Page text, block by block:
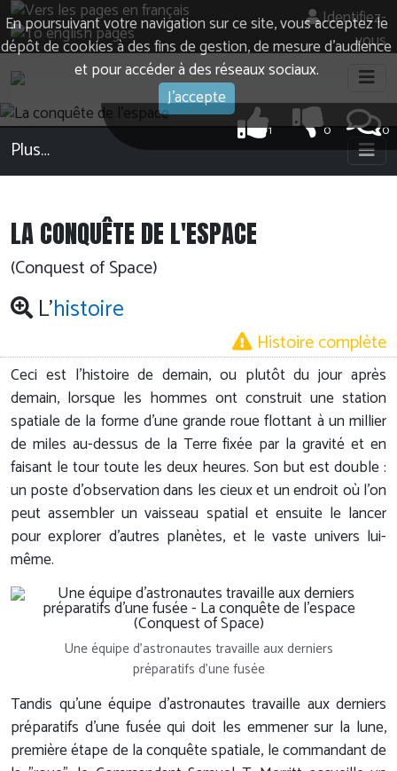
En poursuivant votre navigation sur ce site, vous acceptez le
dépôt de cookies à des fins de gestion, de mesure d’audience
et pour accéder à des réseaux sociaux.
J'accepte
Identifiez-
vous
0
0
1
Plus…
LA CONQUÊTE DE L'ESPACE
(Conquest of Space)
L'histoire
Histoire complète
Ceci est l'histoire de demain, ou plutôt du jour après
demain, lorsque les hommes ont construit une station
spatiale de la forme d'une grande roue flottant à un millier
de miles au-dessus de la Terre fixée par la gravité et en
faisant le tour toute les deux heures. Son but est double :
un poste d'observation dans les cieux et un endroit où l'on
peut assembler un vaisseau spatial et ensuite le lancer
pour explorer d'autres planètes, et le vaste univers lui-
même.
Une équipe d'astronautes travaille aux derniers
préparatifs d'une fusée
Tandis qu'une équipe d'astronautes travaille aux derniers
préparatifs d'une fusée qui doit les emmener sur la lune,
première étape de la conquête spatiale, le commandant de